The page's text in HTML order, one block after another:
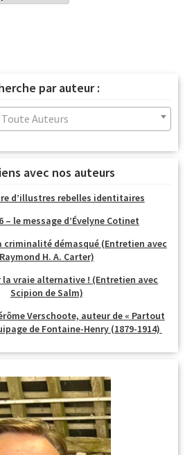
par auteur :
Toute Auteurs
avec nos auteurs
d’illustres rebelles identitaires
– le message d’Évelyne Cotinet
criminalité démasqué (Entretien avec
Raymond H. A. Carter)
vraie alternative ! (Entretien avec
Scipion de Salm)
Verschoote, auteur de « Partout
de Fontaine-Henry (1879-1914)